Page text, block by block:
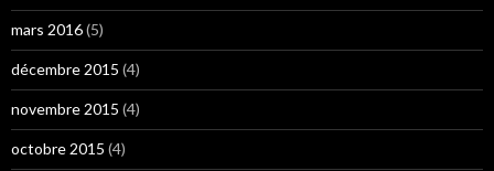
mars 2016(5)
décembre 2015 (4)
novembre 2015 (4)
octobre 2015 (4)